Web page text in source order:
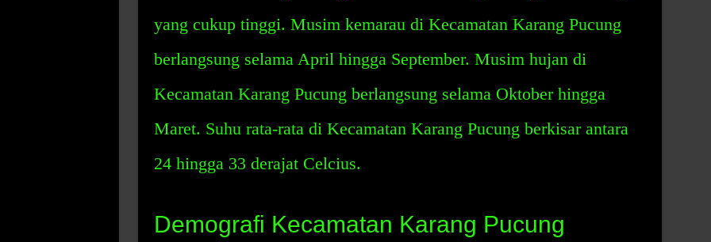
yang cukup tinggi. Musim kemarau di Kecamatan Karang Pucung
berlangsung selama April hingga September. Musim hujan di
Kecamatan Karang Pucung berlangsung selama Oktober hingga
Maret. Suhu rata-rata di Kecamatan Karang Pucung berkisar antara
24 hingga 33 derajat Celcius.
Demografi Kecamatan Karang Pucung